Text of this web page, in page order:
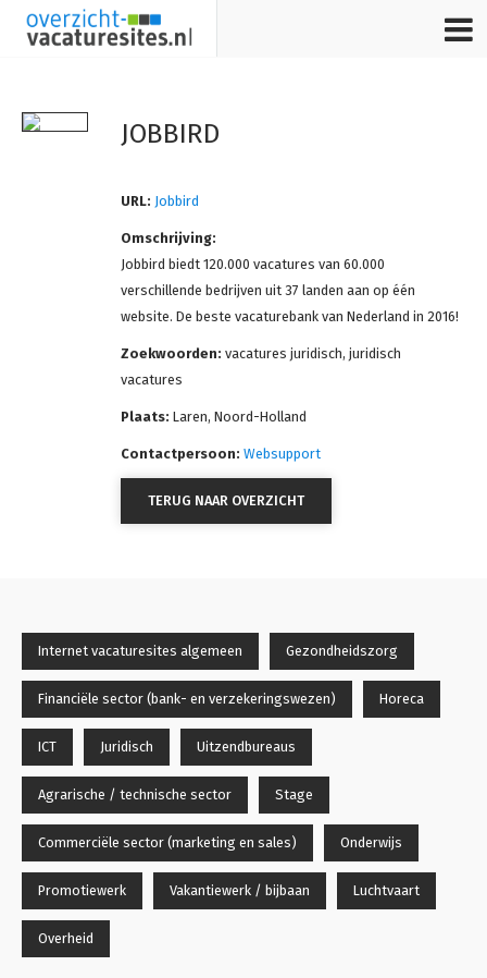
Stuur bijdrage in
JOBBIRD
URL: Jobbird
Omschrijving:
Jobbird biedt 120.000 vacatures van 60.000
verschillende bedrijven uit 37 landen aan op één
website. De beste vacaturebank van Nederland in 2016!
Zoekwoorden:vacatures juridisch, juridisch
vacatures
Plaats:Laren, Noord-Holland
Contactpersoon:Websupport
TERUG NAAR OVERZICHT
Internet vacaturesites algemeen Gezondheidszorg
Financiële sector (bank- en verzekeringswezen) Horeca
ICT Juridisch Uitzendbureaus
Agrarische / technische sector Stage
Commerciële sector (marketing en sales) Onderwijs
Promotiewerk Vakantiewerk / bijbaan Luchtvaart
Overheid